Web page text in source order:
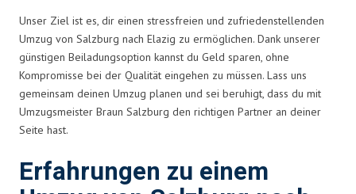
Unser Ziel ist es, dir einen stressfreien und zufriedenstellenden
Umzug von Salzburg nach Elazig zu ermöglichen. Dank unserer
günstigen Beiladungsoption kannst du Geld sparen, ohne
Kompromisse bei der Qualität eingehen zu müssen. Lass uns
gemeinsam deinen Umzug planen und sei beruhigt, dass du mit
Umzugsmeister Braun Salzburg den richtigen Partner an deiner
Seite hast.
Erfahrungen zu einem